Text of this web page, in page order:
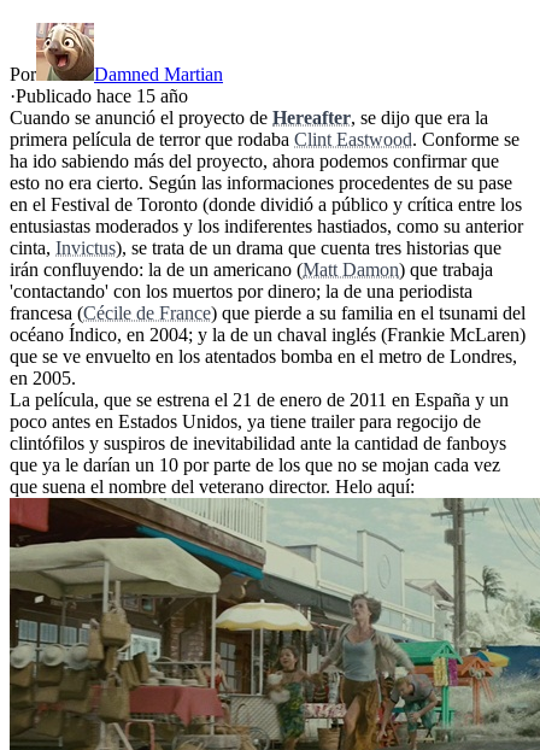
Por
Damned Martian
·Publicado hace 15 año
Cuando se anunció el proyecto de Hereafter, se dijo que era la
primera película de terror que rodaba Clint Eastwood. Conforme se
ha ido sabiendo más del proyecto, ahora podemos confirmar que
esto no era cierto. Según las informaciones procedentes de su pase
en el Festival de Toronto (donde dividió a público y crítica entre los
entusiastas moderados y los indiferentes hastiados, como su anterior
cinta, Invictus), se trata de un drama que cuenta tres historias que
irán confluyendo: la de un americano (Matt Damon) que trabaja
'contactando' con los muertos por dinero; la de una periodista
francesa (Cécile de France) que pierde a su familia en el tsunami del
océano Índico, en 2004; y la de un chaval inglés (Frankie McLaren)
que se ve envuelto en los atentados bomba en el metro de Londres,
en 2005.
La película, que se estrena el 21 de enero de 2011 en España y un
poco antes en Estados Unidos, ya tiene trailer para regocijo de
clintófilos y suspiros de inevitabilidad ante la cantidad de fanboys
que ya le darían un 10 por parte de los que no se mojan cada vez
que suena el nombre del veterano director. Helo aquí: